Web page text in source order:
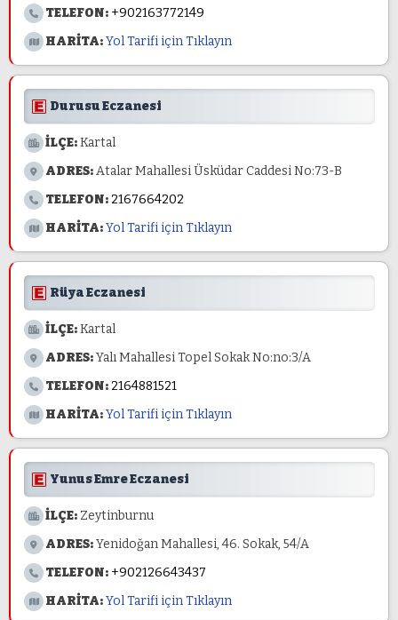
TELEFON: +902163772149
HARİTA:Yol Tarifi için Tıklayın
Durusu Eczanesi
İLÇE:Kartal
ADRES:Atalar Mahallesi Üsküdar Caddesi No:73-B
TELEFON: 2167664202
HARİTA:Yol Tarifi için Tıklayın
Rüya Eczanesi
İLÇE:Kartal
ADRES:Yalı Mahallesi Topel Sokak No:no:3/A
TELEFON: 2164881521
HARİTA:Yol Tarifi için Tıklayın
Yunus Emre Eczanesi
İLÇE: Zeytinburnu
ADRES:Yenidoğan Mahallesi, 46. Sokak, 54/A
TELEFON: +902126643437
HARİTA:Yol Tarifi için Tıklayın